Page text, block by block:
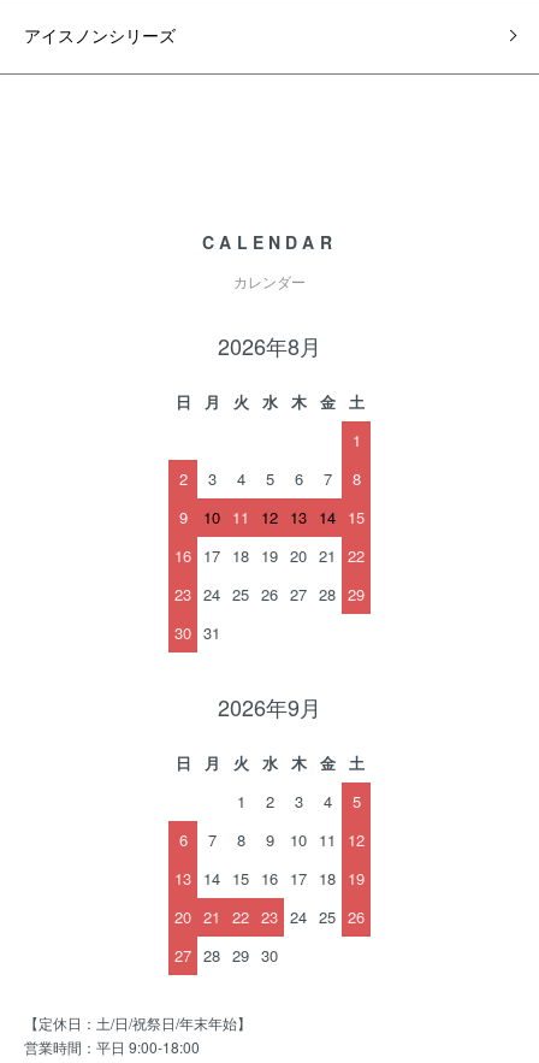
アイスノンシリーズ
CALENDAR
カレンダー
2026年8月
日 月 火 水 木 金
土
1
2
3 4 5 6 7
8
9
10 11 12 13 14 15
16 17 18 19 20 21
22
23 24 25 26 27 28 29
30 31
2026年9月
日 月 火 水 木 金
土
1
2 3 4
5
6
7 8 9 10 11
12
13 14 15 16 17 18 19
20 21 22 23 24 25 26
27 28 29 30
【定休日：土/日/祝祭日/年末年始】
営業時間：平日 9:00-18:00